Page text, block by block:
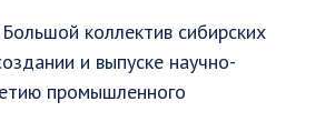
коллектив сибирских
и выпуске научно-
промышленного